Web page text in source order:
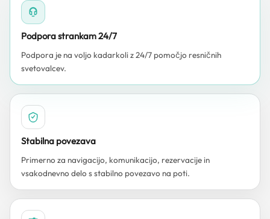
Podpora strankam 24/7
Podpora je na voljo kadarkoli z 24/7 pomočjo resničnih
svetovalcev.
Stabilna povezava
Primerno za navigacijo, komunikacijo, rezervacije in
vsakodnevno delo s stabilno povezavo na poti.